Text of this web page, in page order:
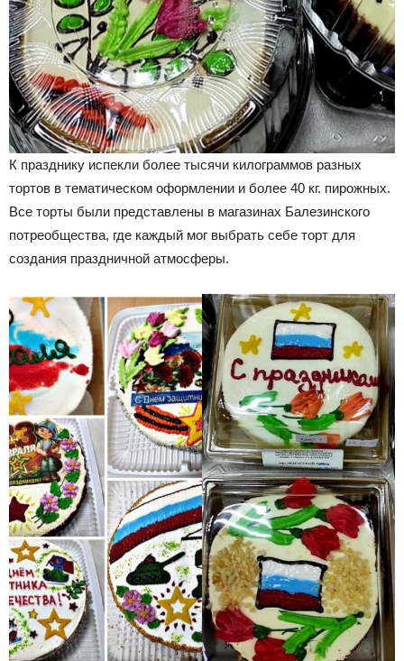
К празднику испекли более тысячи килограммов разных
тортов в тематическом оформлении и более 40 кг. пирожных.
Все торты были представлены в магазинах Балезинского
потреобщества, где каждый мог выбрать себе торт для
создания праздничной атмосферы.